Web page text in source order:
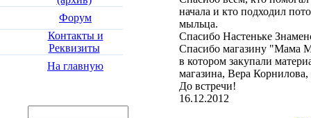
Форум
Контакты и
Реквизиты
На главную
начала и кто подходил
мыльца.
Спасибо Настеньке
Спасибо магазину "Мама
в котором закупали
магазина, Вера
До встречи!
16.12.2012